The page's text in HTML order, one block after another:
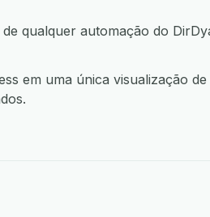
qualquer automação do
em uma única visualização